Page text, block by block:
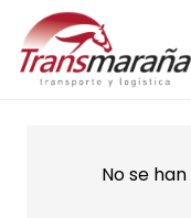
No se